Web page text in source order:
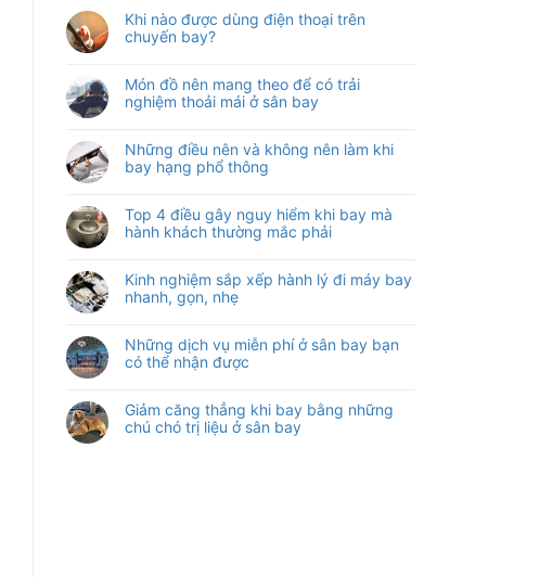
Khi nào được dùng điện thoại trên
chuyến bay?
Món đồ nên mang theo để có trải
nghiệm thoải mái ở sân bay
Những điều nên và không nên làm khi
bay hạng phổ thông
Top 4 điều gây nguy hiểm khi bay mà
hành khách thường mắc phải
Kinh nghiệm sắp xếp hành lý đi máy bay
nhanh, gọn, nhẹ
Những dịch vụ miễn phí ở sân bay bạn
có thể nhận được
Giảm căng thẳng khi bay bằng những
chú chó trị liệu ở sân bay